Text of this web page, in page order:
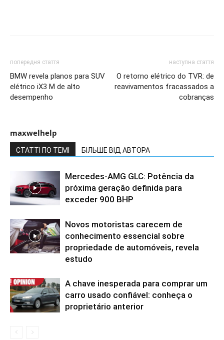
попередня стаття
BMW revela planos para SUV
elétrico iX3 M de alto
desempenho
наступна стаття
O retorno elétrico do TVR: de
reavivamentos fracassados a
cobranças
maxwelhelp
СТАТТІ ПО ТЕМІ БІЛЬШЕ ВІД АВТОРА
Mercedes-AMG GLC: Potência da
próxima geração definida para
exceder 900 BHP
Novos motoristas carecem de
conhecimento essencial sobre
propriedade de automóveis, revela
estudo
A chave inesperada para comprar um
carro usado confiável: conheça o
proprietário anterior